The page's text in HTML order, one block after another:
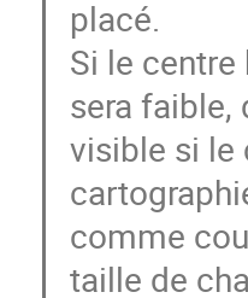
placé.
Si le
sera faible,
visible si le
comme
taille de